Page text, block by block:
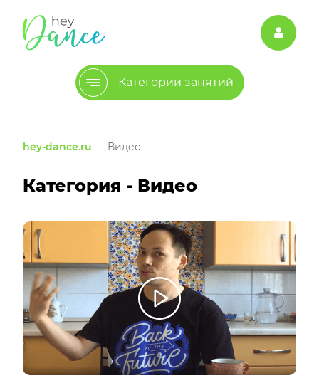
Категории занятий
hey-dance.ru — Видео
Категория - Видео